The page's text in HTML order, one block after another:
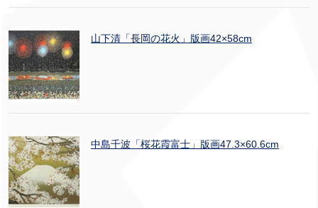
山下清「長岡の花火」版画42×58cm
中島千波「桜花霞富士」版画47.3×60.6cm